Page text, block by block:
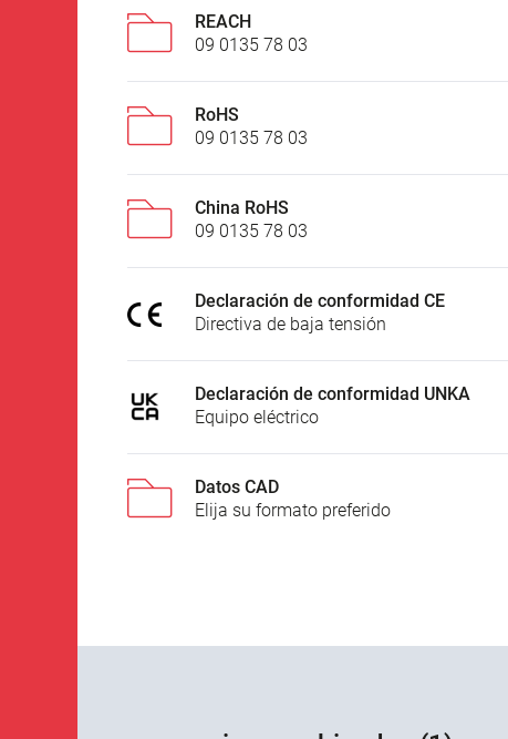
REACH
09 0135 78 03
RoHS
09 0135 78 03
China RoHS
09 0135 78 03
Declaración de conformidad CE
Directiva de baja tensión
Declaración de conformidad UNKA
Equipo eléctrico
Datos CAD
Elija su formato preferido